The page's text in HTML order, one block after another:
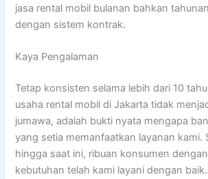
jasa rental mobil bulanan bahkan
dengan sistem kontrak.
Kaya Pengalaman
Tetap konsisten selama lebih dari 10
usaha rental mobil di Jakarta tidak
jumawa, adalah bukti nyata mengapa
yang setia memanfaatkan layanan kami.
hingga saat ini, ribuan konsumen
kebutuhan telah kami layani dengan